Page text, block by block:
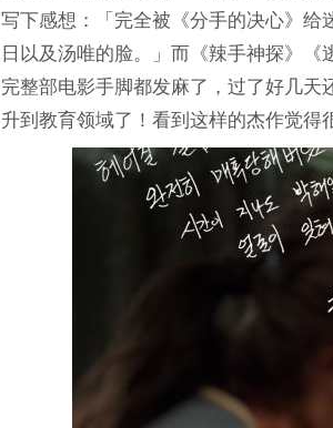
写下感想：「完全被《分手的决心》给
日以及汤唯的脸。」而《辣手神探》
完整部电影手脚都发麻了，过了好几
升到教育领域了！看到这样的杰作觉得